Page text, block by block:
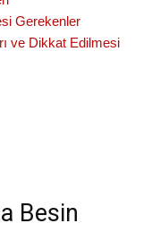
Gerekenler
ve Dikkat Edilmesi
Besin